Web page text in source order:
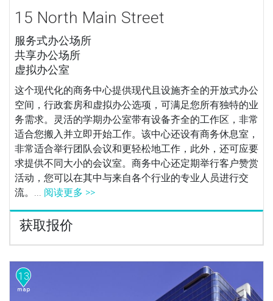
15 North Main Street
服务式办公场所
共享办公场所
虚拟办公室
这个现代化的商务中心提供现代且设施齐全的开放式办公
空间，行政套房和虚拟办公选项，可满足您所有独特的业
务需求。灵活的学期办公室带有设备齐全的工作区，非常
适合您搬入并立即开始工作。该中心还设有商务休息室，
非常适合举行团队会议和更轻松地工作，此外，还可应要
求提供不同大小的会议室。商务中心还定期举行客户赞赏
活动，您可以在其中与来自各个行业的专业人员进行交
流。... 阅读更多 >>
获取报价
13